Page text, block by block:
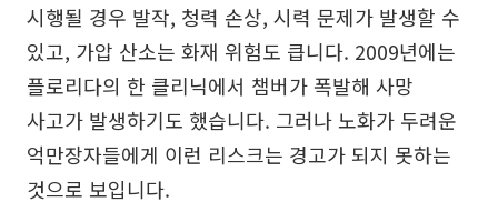
시행될 경우 발작, 청력 손상, 시력 문제가 발생할 수
있고, 가압 산소는 화재 위험도 큽니다. 2009년에는
플로리다의 한 클리닉에서 챔버가 폭발해 사망
사고가 발생하기도 했습니다. 그러나 노화가 두려운
억만장자들에게 이런 리스크는 경고가 되지 못하는
것으로 보입니다.